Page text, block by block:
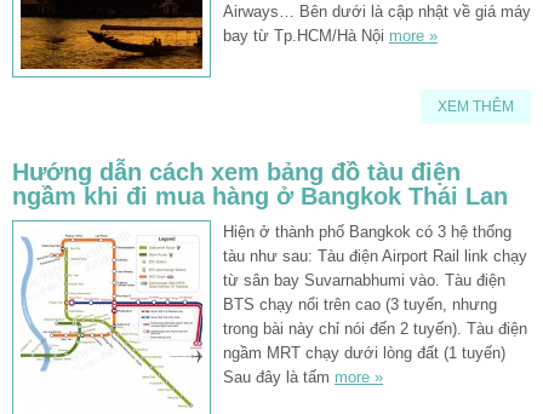
Airways… Bên dưới là cập nhật về giá máy
bay từ Tp.HCM/Hà Nội more »
XEM THÊM
Hướng dẫn cách xem bảng đồ tàu điện
ngầm khi đi mua hàng ở Bangkok Thái Lan
Hiện ở thành phố Bangkok có 3 hệ thống
tàu như sau: Tàu điện Airport Rail link chạy
từ sân bay Suvarnabhumi vào. Tàu điện
BTS chạy nổi trên cao (3 tuyến, nhưng
trong bài này chỉ nói đến 2 tuyến). Tàu điện
ngầm MRT chạy dưới lòng đất (1 tuyến)
Sau đây là tấm more »